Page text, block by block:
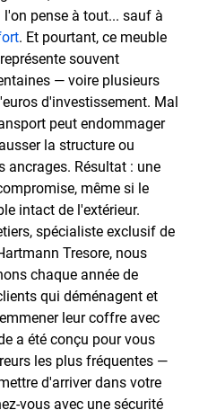
pense à tout... sauf à
. Et pourtant, ce meuble
souvent
— voire plusieurs
d'investissement. Mal
peut endommager
la structure ou
ancrages. Résultat : une
même si le
intact de l'extérieur.
spécialiste exclusif de
Tresore, nous
chaque année de
qui déménagent et
leur coffre avec
a été conçu pour vous
les plus fréquentes —
d'arriver dans votre
vous avec une sécurité